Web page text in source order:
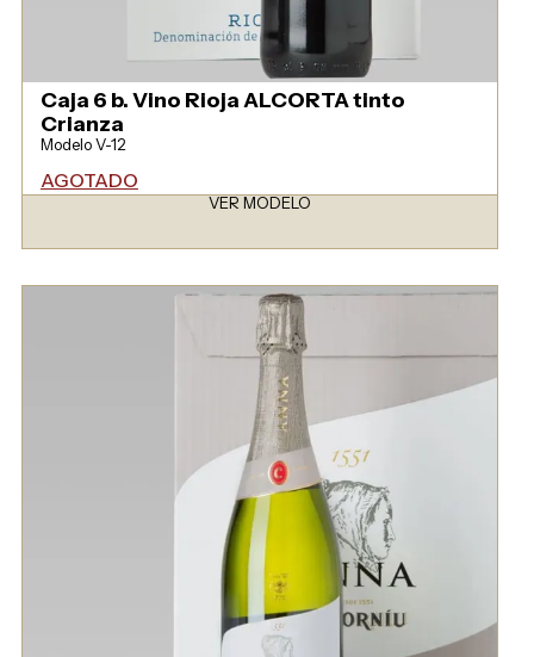
Caja 6 b. Vino Rioja ALCORTA tinto
Crianza
Modelo V-12
AGOTADO
VER MODELO